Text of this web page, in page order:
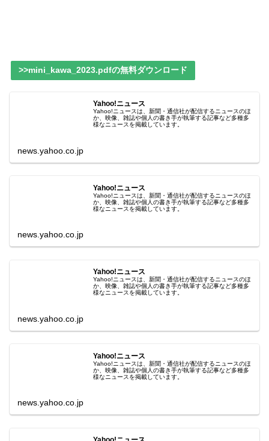
>>mini_kawa_2023.pdfの無料ダウンロード
Yahoo!ニュース
Yahoo!ニュースは、新聞・通信社が配信するニュースのほ
か、映像、雑誌や個人の書き手が執筆する記事など多種多
様なニュースを掲載しています。
news.yahoo.co.jp
Yahoo!ニュース
Yahoo!ニュースは、新聞・通信社が配信するニュースのほ
か、映像、雑誌や個人の書き手が執筆する記事など多種多
様なニュースを掲載しています。
news.yahoo.co.jp
Yahoo!ニュース
Yahoo!ニュースは、新聞・通信社が配信するニュースのほ
か、映像、雑誌や個人の書き手が執筆する記事など多種多
様なニュースを掲載しています。
news.yahoo.co.jp
Yahoo!ニュース
Yahoo!ニュースは、新聞・通信社が配信するニュースのほ
か、映像、雑誌や個人の書き手が執筆する記事など多種多
様なニュースを掲載しています。
news.yahoo.co.jp